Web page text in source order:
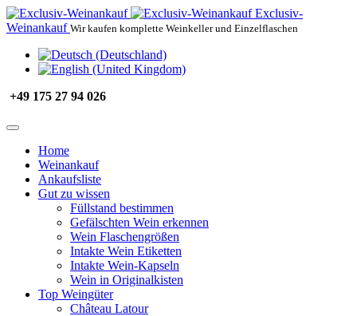
Exclusiv-
Weinankauf Wir kaufen komplette Weinkeller und Einzelflaschen
+49 175 27 94 026
Home
Weinankauf
Ankaufsliste
Gut zu wissen
Füllstand bestimmen
Gefälschten Wein erkennen
Wein Flaschengrößen
Intakte Wein Etiketten
Intakte Wein-Kapseln
Wein in Originalkisten
Top Weingüter
Château Latour